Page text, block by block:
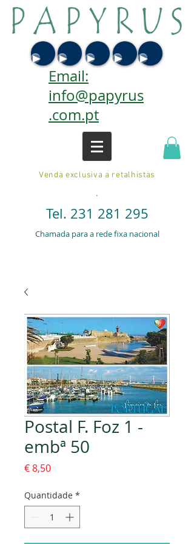
Email:
info@papyrus
.com.pt
Venda exclusiva a retalhistas
.
Tel. 231 281 295
Chamada para a rede fixa nacional
Postal F. Foz 1 -
embª 50
€ 8,50Preço
Quantidade *